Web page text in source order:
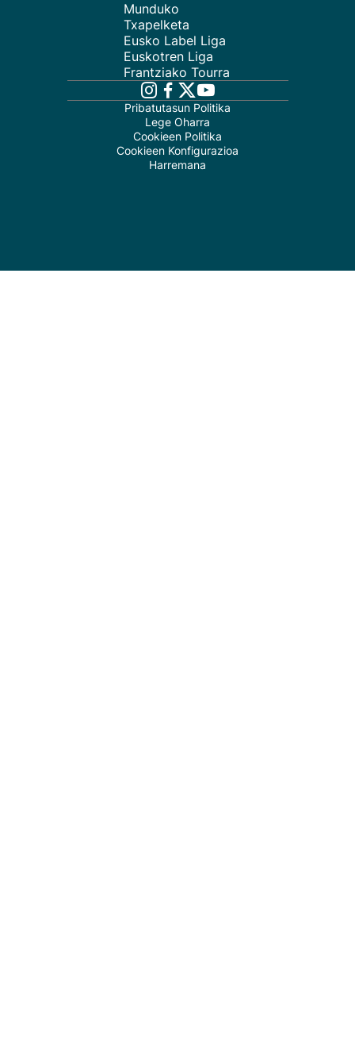
Munduko
Txapelketa
Eusko Label Liga
Euskotren Liga
Frantziako Tourra
Pribatutasun Politika
Lege Oharra
Cookieen Politika
Cookieen Konfigurazioa
Harremana